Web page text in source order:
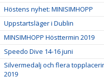
Höstens nyhet: MINISIMHOPP
Uppstartsläger i Dublin
MINSIMHOPP Hösttermin 2019
Speedo Dive 14-16 juni
Silvermedalj och flera
2019